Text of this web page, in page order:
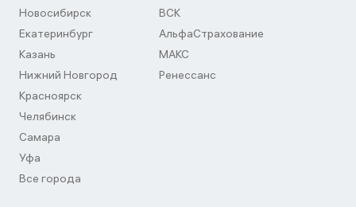
Новосибирск
Екатеринбург
Казань
Нижний Новгород
Красноярск
Челябинск
Самара
Уфа
Все города
ВСК
АльфаСтрахование
МАКС
Ренессанс